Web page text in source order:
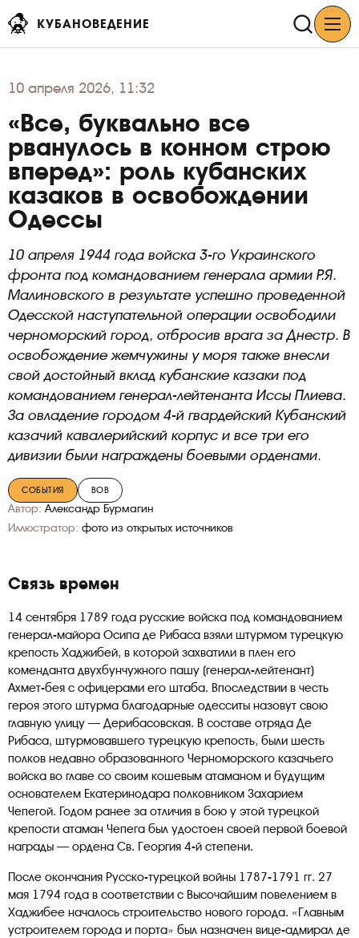
КУБАНОВЕДЕНИЕ
10 апреля 2026, 11:32
«Все, буквально все
рванулось в конном строю
вперед»: роль кубанских
казаков в освобождении
Одессы
10 апреля 1944 года войска 3-го Украинского
фронта под командованием генерала армии Р.Я.
Малиновского в результате успешно проведенной
Одесской наступательной операции освободили
черноморский город, отбросив врага за Днестр. В
освобождение жемчужины у моря также внесли
свой достойный вклад кубанские казаки под
командованием генерал-лейтенанта Иссы Плиева.
За овладение городом 4-й гвардейский Кубанский
казачий кавалерийский корпус и все три его
дивизии были награждены боевыми орденами.
СОБЫТИЯ ВОВ
Автор: Александр Бурмагин
Иллюстратор: фото из открытых источников
Связь времен
14 сентября 1789 года русские войска под командованием
генерал-майора Осипа де Рибаса взяли штурмом турецкую
крепость Хаджибей, в которой захватили в плен его
коменданта двухбунчужного пашу (генерал-лейтенант)
Ахмет-бея с офицерами его штаба. Впоследствии в честь
героя этого штурма благодарные одесситы назовут свою
главную улицу — Дерибасовская. В составе отряда Де
Рибаса, штурмовавшего турецкую крепость, были шесть
полков недавно образованного Черноморского казачьего
войска во главе со своим кошевым атаманом и будущим
основателем Екатеринодара полковником Захарием
Чепегой. Годом ранее за отличия в бою у этой турецкой
крепости атаман Чепега был удостоен своей первой боевой
награды — ордена Св. Георгия 4-й степени.
После окончания Русско-турецкой войны 1787-1791 гг. 27
мая 1794 года в соответствии с Высочайшим повелением в
Хаджибее началось строительство нового города. «Главным
устроителем города и порта» был назначен вице-адмирал де